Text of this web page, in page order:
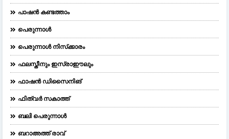
പാഷൻ കണ്ടത്താം
പെരുന്നാള്‍
പെരുന്നാള്‍ നിസ്‌ക്കാരം
ഫലസ്തീനും ഇസ്രാഈലും
ഫാഷന്‍ ഡിസൈനിങ്‌
ഫിത്വർ സകാത്ത്
ബലി പെരുന്നാള്‍
ബറാഅത്ത് രാവ്